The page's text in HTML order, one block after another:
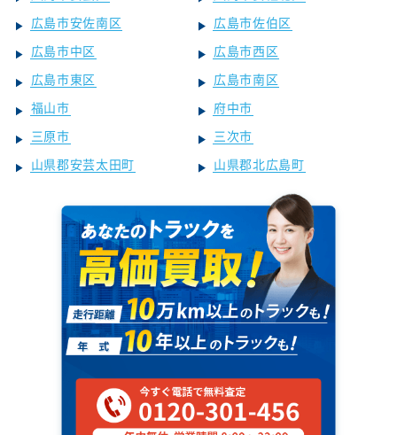
広島市安佐南区
広島市佐伯区
広島市中区
広島市西区
広島市東区
広島市南区
福山市
府中市
三原市
三次市
山県郡安芸太田町
山県郡北広島町